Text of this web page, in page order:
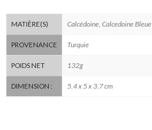
MATIÈRE(S) Calcédoine, Calcedoine Bleue
PROVENANCE Turquie
POIDS NET 132g
DIMENSION : 5.4 x 5 x 3.7 cm